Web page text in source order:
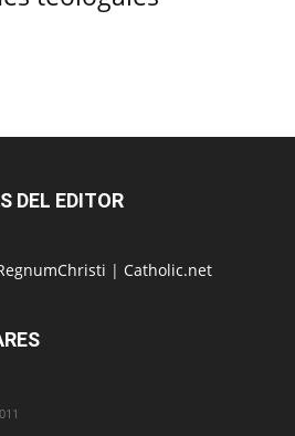
DEL EDITOR
| Catholic.net